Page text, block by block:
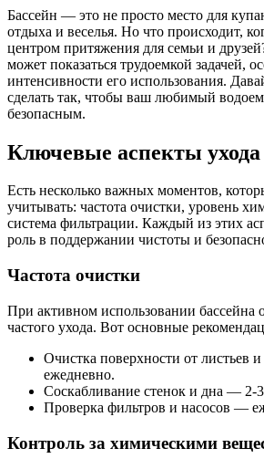
Бассейн — это не просто место для
отдыха и веселья. Но что происходит,
центром притяжения для семьи и
может показаться трудоемкой задачей,
интенсивности его использования.
сделать так, чтобы ваш любимый
безопасным.
Ключевые аспекты ухода
Есть несколько важных моментов,
учитывать: частота очистки, уровень
система фильтрации. Каждый из этих
роль в поддержании чистоты и
Частота очистки
При активном использовании бассейна
частого ухода. Вот основные
Очистка поверхности от листьев
ежедневно.
Соскабливание стенок и дна — 2-
Проверка фильтров и насосов —
Контроль за химическими